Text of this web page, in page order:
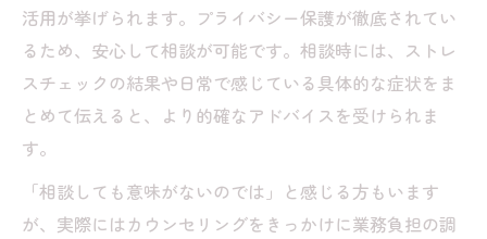
活用が挙げられます。プライバシー保護が徹底されてい
るため、安心して相談が可能です。相談時には、ストレ
スチェックの結果や日常で感じている具体的な症状をま
とめて伝えると、より的確なアドバイスを受けられま
す。
「相談しても意味がないのでは」と感じる方もいます
が、実際にはカウンセリングをきっかけに業務負担の調